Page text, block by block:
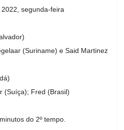
segunda-feira
(Suriname) e Said Martinez
(Suíça); Fred (Brasil)
do 2º tempo.